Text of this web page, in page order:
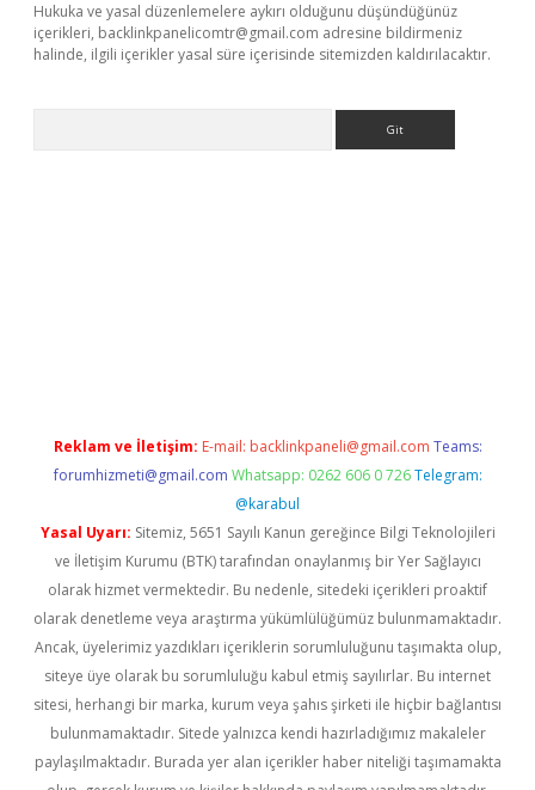
Hukuka ve yasal düzenlemelere aykırı olduğunu düşündüğünüz
içerikleri, backlinkpanelicomtr@gmail.com adresine bildirmeniz
halinde, ilgili içerikler yasal süre içerisinde sitemizden kaldırılacaktır.
Reklam ve İletişim: E-mail: backlinkpaneli@gmail.com Teams:
forumhizmeti@gmail.com Whatsapp: 0262 606 0 726 Telegram:
@karabul
Yasal Uyarı: Sitemiz, 5651 Sayılı Kanun gereğince Bilgi Teknolojileri
ve İletişim Kurumu (BTK) tarafından onaylanmış bir Yer Sağlayıcı
olarak hizmet vermektedir. Bu nedenle, sitedeki içerikleri proaktif
olarak denetleme veya araştırma yükümlülüğümüz bulunmamaktadır.
Ancak, üyelerimiz yazdıkları içeriklerin sorumluluğunu taşımakta olup,
siteye üye olarak bu sorumluluğu kabul etmiş sayılırlar. Bu internet
sitesi, herhangi bir marka, kurum veya şahıs şirketi ile hiçbir bağlantısı
bulunmamaktadır. Sitede yalnızca kendi hazırladığımız makaleler
paylaşılmaktadır. Burada yer alan içerikler haber niteliği taşımamakta